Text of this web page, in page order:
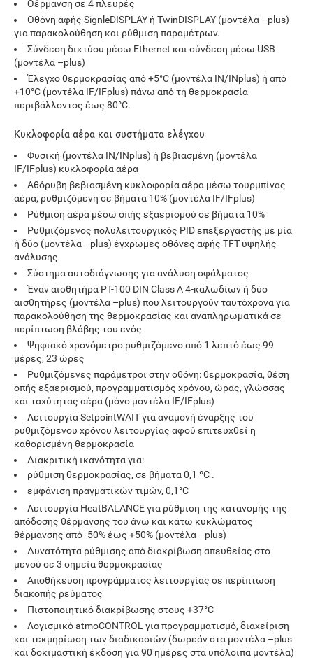
Θέρμανση σε 4 πλευρές
Οθόνη αφής SignleDISPLAY ή TwinDISPLAY (μοντέλα –plus)
για παρακολούθηση και ρύθμιση παραμέτρων.
Σύνδεση δικτύου μέσω Ethernet και σύνδεση μέσω USB
(μοντέλα –plus)
Έλεγχο θερμοκρασίας από +5°C (μοντέλα IN/INplus) ή από
+10°C (μοντέλα IF/IFplus) πάνω από τη θερμοκρασία
περιβάλλοντος έως 80°C.
Κυκλοφορία αέρα και συστήματα ελέγχου
Φυσική (μοντέλα IN/INplus) ή βεβιασμένη (μοντέλα
IF/IFplus) κυκλοφορία αέρα
Αθόρυβη βεβιασμένη κυκλοφορία αέρα μέσω τουρμπίνας
αέρα, ρυθμιζόμενη σε βήματα 10% (μοντέλα IF/IFplus)
Ρύθμιση αέρα μέσω οπής εξαερισμού σε βήματα 10%
Ρυθμιζόμενος πολυλειτουργικός PID επεξεργαστής με μία
ή δύο (μοντέλα –plus) έγχρωμες οθόνες αφής TFT υψηλής
ανάλυσης
Σύστημα αυτοδιάγνωσης για ανάλυση σφάλματος
Έναν αισθητήρα PT-100 DIN Class A 4-καλωδίων ή δύο
αισθητήρες (μοντέλα –plus) που λειτουργούν ταυτόχρονα για
παρακολούθηση της θερμοκρασίας και αναπληρωματικά σε
περίπτωση βλάβης του ενός
Ψηφιακό χρονόμετρο ρυθμιζόμενο από 1 λεπτό έως 99
μέρες, 23 ώρες
Ρυθμιζόμενες παράμετροι στην οθόνη: θερμοκρασία, θέση
οπής εξαερισμού, προγραμματισμός χρόνου, ώρας, γλώσσας
και ταχύτητας αέρα (μόνο μοντέλα IF/IFplus)
Λειτουργία SetpointWAIT για αναμονή έναρξης του
ρυθμιζόμενου χρόνου λειτουργίας αφού επιτευχθεί η
καθορισμένη θερμοκρασία
Διακριτική ικανότητα για:
ρύθμιση θερμοκρασίας, σε βήματα 0,1 ºC .
εμφάνιση πραγματικών τιμών, 0,1 °C
Λειτουργία HeatBALANCE για ρύθμιση της κατανομής της
απόδοσης θέρμανσης του άνω και κάτω κυκλώματος
θέρμανσης από -50% έως +50% (μοντέλα –plus)
Δυνατότητα ρύθμισης από διακρίβωση απευθείας στο
μενού σε 3 σημεία θερμοκρασίας
Αποθήκευση προγράμματος λειτουργίας σε περίπτωση
διακοπής ρεύματος
Πιστοποιητικό διακρίβωσης στους +37°C
Λογισμικό atmoCONTROL για προγραμματισμό, διαχείριση
και τεκμηρίωση των διαδικασιών (δωρεάν στα μοντέλα –plus
και δοκιμαστική έκδοση για 90 ημέρες στα υπόλοιπα μοντέλα)